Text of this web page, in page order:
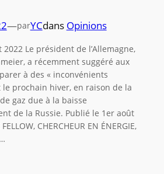
—parYCdans Opinions
2022 Le président de l’Allemagne,
a récemment suggéré aux
à des « inconvénients
prochain hiver, en raison de la
gaz due à la baisse
de la Russie. Publié le 1er août
CHERCHEUR EN ÉNERGIE,